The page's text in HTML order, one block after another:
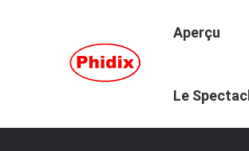
Aperçu
Le
Connecteur De